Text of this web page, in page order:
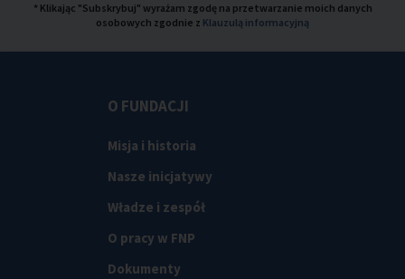
* Klikając "Subskrybuj" wyrażam zgodę na przetwarzanie moich danych
osobowych zgodnie z Klauzulą informacyjną
O FUNDACJI
Misja i historia
Nasze inicjatywy
Władze i zespół
O pracy w FNP
Dokumenty